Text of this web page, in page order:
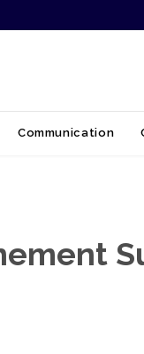
to
Communication